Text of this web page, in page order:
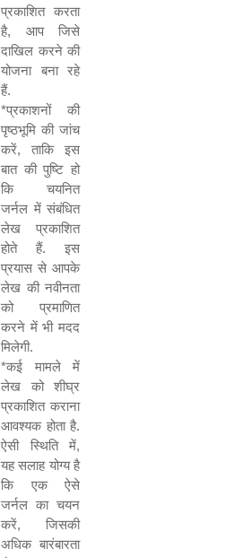
प्रकाशित करता
है, आप जिसे
दाखिल करने की
योजना बना रहे
हैं.
*प्रकाशनों की
पृष्ठभूमि की जांच
करें, ताकि इस
बात की पुष्टि हो
कि चयनित
जर्नल में संबंधित
लेख प्रकाशित
होते हैं. इस
प्रयास से आपके
लेख की नवीनता
को प्रमाणित
करने में भी मदद
मिलेगी.
*कई मामले में
लेख को शीघ्र
प्रकाशित कराना
आवश्यक होता है.
ऐसी स्थिति में,
यह सलाह योग्य है
कि एक ऐसे
जर्नल का चयन
करें, जिसकी
अधिक बारंबारता